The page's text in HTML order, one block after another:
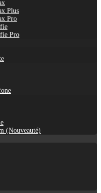
Plus
Pro
Pro
(Nouveauté)